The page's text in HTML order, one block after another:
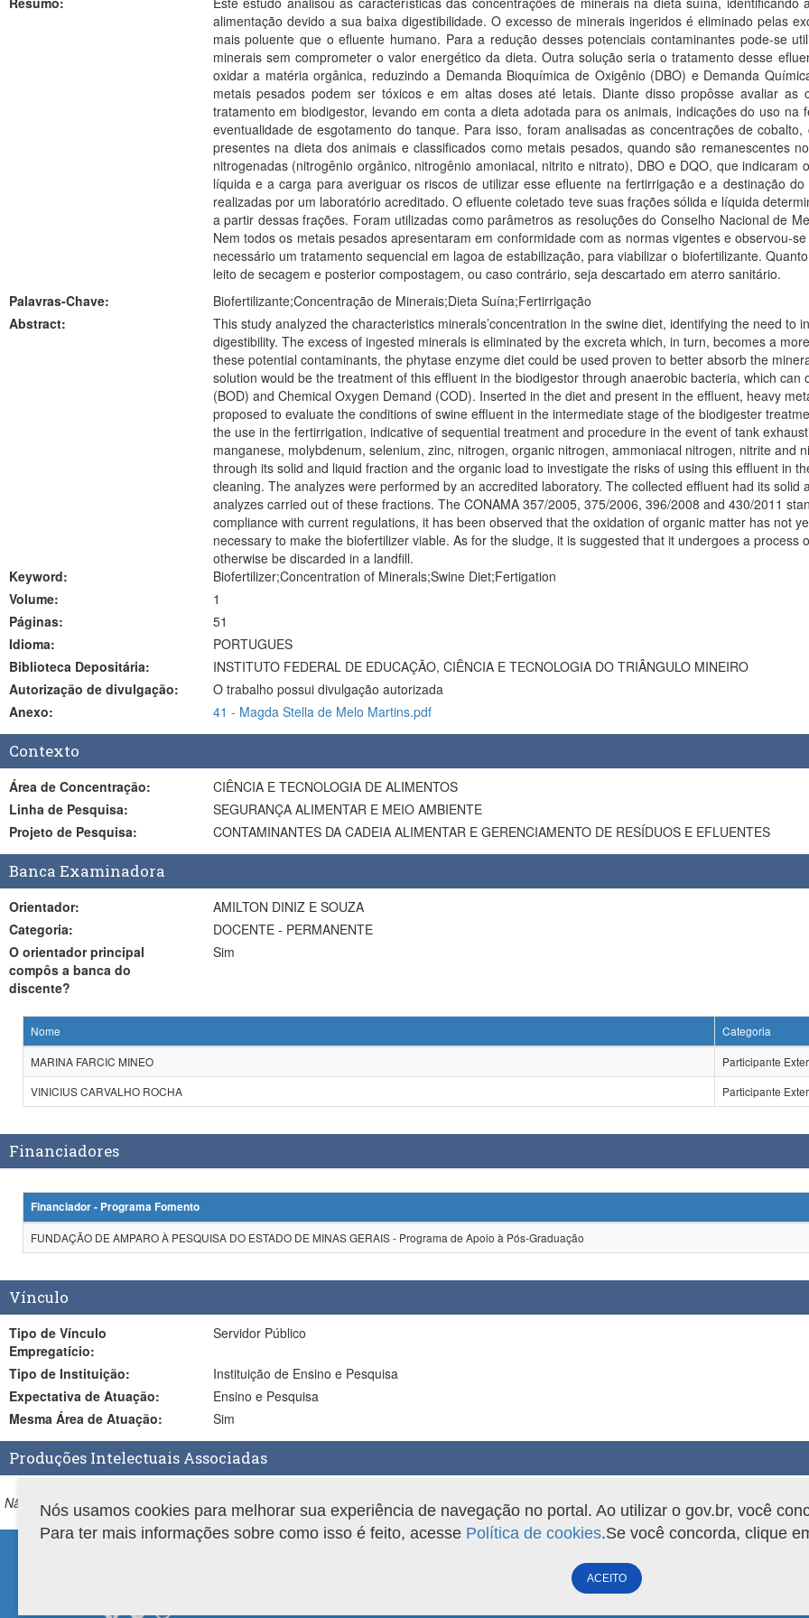
alimentação devido a sua baixa digestibilidade. O excesso de minerais ingeridos é eliminado pelas
mais poluente que o efluente humano. Para a redução desses potenciais contaminantes pode-se utilizar a dieta com enzima fitase que é capaz de absorver melhor os
minerais sem comprometer o valor energético da dieta. Outra solução seria o tratamento desse
oxidar a matéria orgânica, reduzindo a Demanda Bioquímica de Oxigênio (DBO) e Demanda
metais pesados podem ser tóxicos e em altas doses até letais. Diante disso propôsse avaliar
tratamento em biodigestor, levando em conta a dieta adotada para os animais, indicações do uso
eventualidade de esgotamento do tanque. Para isso, foram analisadas as concentrações de
presentes na dieta dos animais e classificados como metais pesados, quando são remanescentes
nitrogenadas (nitrogênio orgânico, nitrogênio amoniacal, nitrito e nitrato), DBO e DQO, que
líquida e a carga para averiguar os riscos de utilizar esse efluente na fertirrigação e a destinação
realizadas por um laboratório acreditado. O efluente coletado teve suas frações sólida e líquida
a partir dessas frações. Foram utilizadas como parâmetros as resoluções do Conselho Nacional de Meio Ambiente – CONAMA 357/2005, 375/2006, 396/2008 e 430/2011.
Nem todos os metais pesados apresentaram em conformidade com as normas vigentes e observou-
necessário um tratamento sequencial em lagoa de estabilização, para viabilizar o biofertilizante.
leito de secagem e posterior compostagem, ou caso contrário, seja descartado em aterro sanitário.
Palavras-Chave:
Biofertilizante;Concentração de Minerais;Dieta Suína;Fertirrigação
Abstract:
This study analyzed the characteristics minerals’concentration in the swine diet, identifying the need
digestibility. The excess of ingested minerals is eliminated by the excreta which, in turn, becomes a
these potential contaminants, the phytase enzyme diet could be used proven to better absorb the
solution would be the treatment of this effluent in the biodigestor through anaerobic bacteria, which
(BOD) and Chemical Oxygen Demand (COD). Inserted in the diet and present in the effluent, heavy
proposed to evaluate the conditions of swine effluent in the intermediate stage of the biodigester
the use in the fertirrigation, indicative of sequential treatment and procedure in the event of tank
manganese, molybdenum, selenium, zinc, nitrogen, organic nitrogen, ammoniacal nitrogen, nitrite
through its solid and liquid fraction and the organic load to investigate the risks of using this effluent in
cleaning. The analyzes were performed by an accredited laboratory. The collected effluent had its
analyzes carried out of these fractions. The CONAMA 357/2005, 375/2006, 396/2008 and 430/2011
compliance with current regulations, it has been observed that the oxidation of organic matter has not
necessary to make the biofertilizer viable. As for the sludge, it is suggested that it undergoes a
otherwise be discarded in a landfill.
Keyword:
Biofertilizer;Concentration of Minerals;Swine Diet;Fertigation
Volume:
1
Páginas:
51
Idioma:
PORTUGUES
Biblioteca Depositária:
INSTITUTO FEDERAL DE EDUCAÇÃO, CIÊNCIA E TECNOLOGIA DO TRIÂNGULO MINEIRO
Autorização de divulgação:
O trabalho possui divulgação autorizada
Anexo:
41 - Magda Stella de Melo Martins.pdf
Contexto
Área de Concentração:
CIÊNCIA E TECNOLOGIA DE ALIMENTOS
Linha de Pesquisa:
SEGURANÇA ALIMENTAR E MEIO AMBIENTE
Projeto de Pesquisa:
CONTAMINANTES DA CADEIA ALIMENTAR E GERENCIAMENTO DE RESÍDUOS E EFLUENTES
Banca Examinadora
Orientador:
AMILTON DINIZ E SOUZA
Categoria:
DOCENTE - PERMANENTE
O orientador principal
compôs a banca do
discente?
Sim
Nome
Categoria
MARINA FARCIC MINEO
Participante
VINICIUS CARVALHO ROCHA
Participante
Financiadores
Financiador - Programa Fomento
FUNDAÇÃO DE AMPARO À PESQUISA DO ESTADO DE MINAS GERAIS - Programa de Apoio à Pós-Graduação
Vínculo
Tipo de Vínculo
Empregatício:
Servidor Público
Tipo de Instituição:
Instituição de Ensino e Pesquisa
Expectativa de Atuação:
Ensino e Pesquisa
Mesma Área de Atuação:
Sim
Produções Intelectuais Associadas
Não existem produções associadas ao trabalho de conclusão.
Nós usamos cookies para melhorar sua experiência de navegação no portal. Ao utilizar o gov.br, você
Para ter mais informações sobre como isso é feito, acesse Política de cookies.Se você concorda, clique
ACEITO